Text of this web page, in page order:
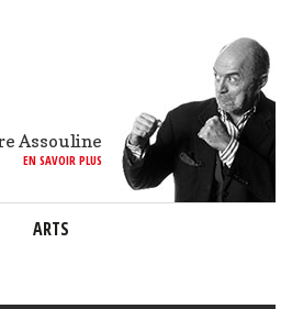
Assouline
EN SAVOIR PLUS
ARTS